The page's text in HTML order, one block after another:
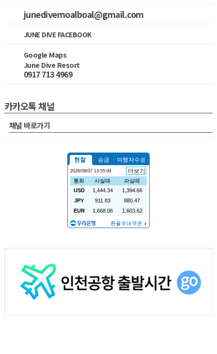
junedivemoalboal@gmail.com
JUNE DIVE FACEBOOK
Google Maps
June Dive Resort
0917 713 4969
카카오톡 채널
채널 바로가기